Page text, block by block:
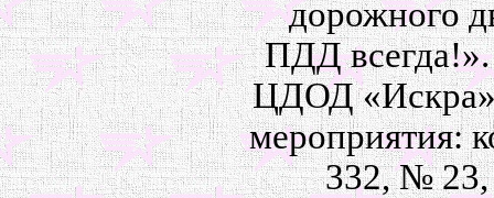
дорожного
ПДД
ЦДОД «Искра»
332, №